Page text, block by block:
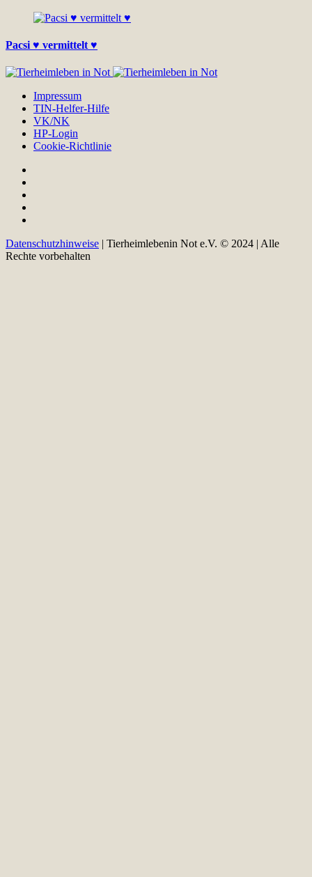
Pacsi ♥ vermittelt ♥
Impressum
TIN-Helfer-Hilfe
VK/NK
HP-Login
Cookie-Richtlinie
Datenschutzhinweise | Tierheimlebenin Not e.V. © 2024 | Alle
Rechte vorbehalten